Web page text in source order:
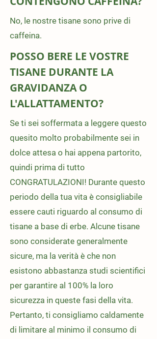
No, le nostre tisane sono prive di
caffeina.
POSSO BERE LE VOSTRE
TISANE DURANTE LA
GRAVIDANZA O
L'ALLATTAMENTO?
Se ti sei soffermata a leggere questo
quesito molto probabilmente sei in
dolce attesa o hai appena partorito,
quindi prima di tutto
CONGRATULAZIONI! Durante questo
periodo della tua vita è consigliabile
essere cauti riguardo al consumo di
tisane a base di erbe. Alcune tisane
sono considerate generalmente
sicure, ma la verità è che non
esistono abbastanza studi scientifici
per garantire al 100% la loro
sicurezza in queste fasi della vita.
Pertanto, ti consigliamo caldamente
di limitare al minimo il consumo di